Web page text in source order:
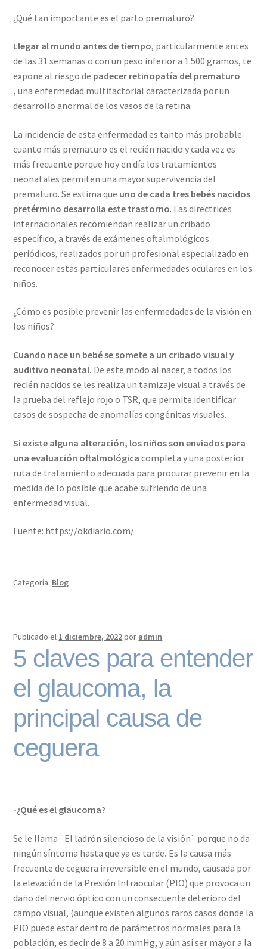
¿Qué tan importante es el parto prematuro?
Llegar al mundo antes de tiempo, particularmente antes
de las 31 semanas o con un peso inferior a 1.500 gramos, te
expone al riesgo de padecer retinopatía del prematuro
, una enfermedad multifactorial caracterizada por un
desarrollo anormal de los vasos de la retina.
La incidencia de esta enfermedad es tanto más probable
cuanto más prematuro es el recién nacido y cada vez es
más frecuente porque hoy en día los tratamientos
neonatales permiten una mayor supervivencia del
prematuro. Se estima que uno de cada tres bebés nacidos
pretérmino desarrolla este trastorno. Las directrices
internacionales recomiendan realizar un cribado
específico, a través de exámenes oftalmológicos
periódicos, realizados por un profesional especializado en
reconocer estas particulares enfermedades oculares en los
niños.
¿Cómo es posible prevenir las enfermedades de la visión en
los niños?
Cuando nace un bebé se somete a un cribado visual y
auditivo neonatal. De este modo al nacer, a todos los
recién nacidos se les realiza un tamizaje visual a través de
la prueba del reflejo rojo o TSR, que permite identificar
casos de sospecha de anomalías congénitas visuales.
Si existe alguna alteración, los niños son enviados para
una evaluación oftalmológica completa y una posterior
ruta de tratamiento adecuada para procurar prevenir en la
medida de lo posible que acabe sufriendo de una
enfermedad visual.
Fuente: https://okdiario.com/
Categoría: Blog
Publicado el 1 diciembre, 2022por admin
5 claves para entender
el glaucoma, la
principal causa de
ceguera
-¿Qué es el glaucoma?
Se le llama ¨El ladrón silencioso de la visión¨ porque no da
ningún síntoma hasta que ya es tarde. Es la causa más
frecuente de ceguera irreversible en el mundo, causada por
la elevación de la Presión Intraocular (PIO) que provoca un
daño del nervio óptico con un consecuente deterioro del
campo visual, (aunque existen algunos raros casos donde la
PIO puede estar dentro de parámetros normales para la
población, es decir de 8 a 20 mmHg, y aún así ser mayor a la